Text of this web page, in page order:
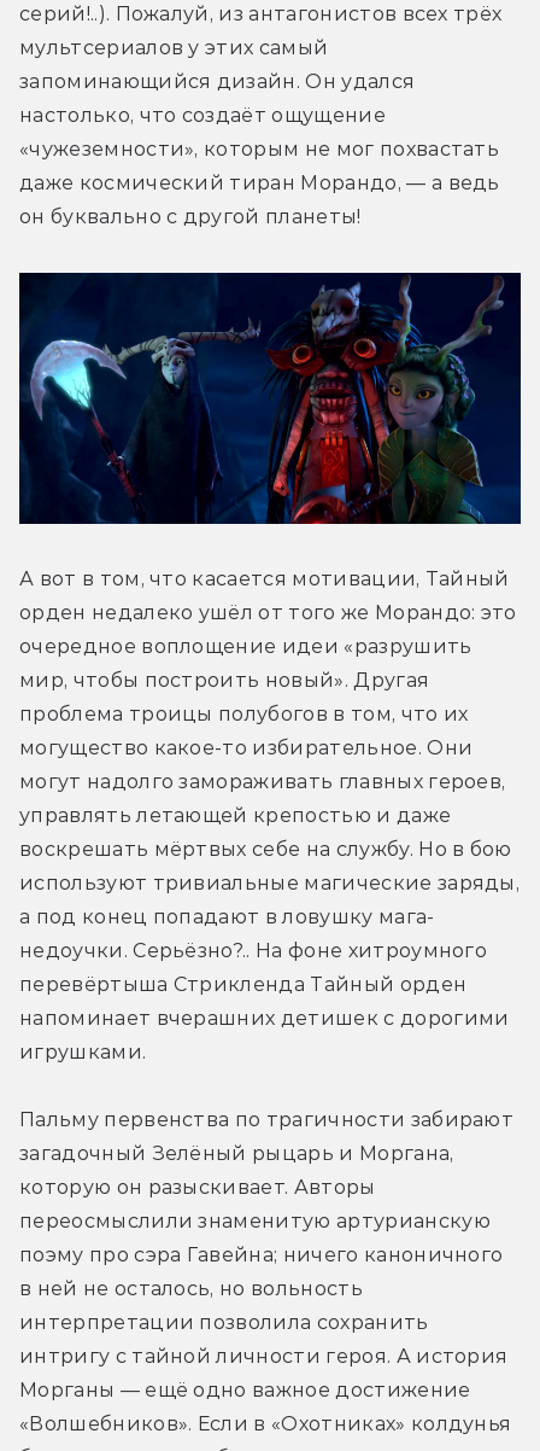
серий!..). Пожалуй, из антагонистов всех трёх
мультсериалов у этих самый
запоминающийся дизайн. Он удался
настолько, что создаёт ощущение
«чужеземности», которым не мог похвастать
даже космический тиран Морандо, — а ведь
он буквально с другой планеты!
А вот в том, что касается мотивации, Тайный
орден недалеко ушёл от того же Морандо: это
очередное воплощение идеи «разрушить
мир, чтобы построить новый». Другая
проблема троицы полубогов в том, что их
могущество какое-то избирательное. Они
могут надолго замораживать главных героев,
управлять летающей крепостью и даже
воскрешать мёртвых себе на службу. Но в бою
используют тривиальные магические заряды,
а под конец попадают в ловушку мага-
недоучки. Серьёзно?.. На фоне хитроумного
перевёртыша Стрикленда Тайный орден
напоминает вчерашних детишек с дорогими
игрушками.
Пальму первенства по трагичности забирают
загадочный Зелёный рыцарь и Моргана,
которую он разыскивает. Авторы
переосмыслили знаменитую артурианскую
поэму про сэра Гавейна; ничего каноничного
в ней не осталось, но вольность
интерпретации позволила сохранить
интригу с тайной личности героя. А история
Морганы — ещё одно важное достижение
«Волшебников». Если в «Охотниках» колдунья